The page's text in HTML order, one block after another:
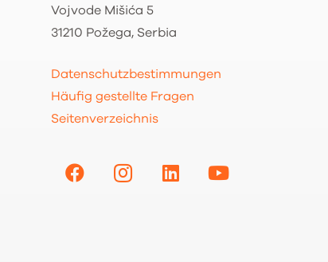
Vojvode Mišića 5
31210 Požega, Serbia
Datenschutzbestimmungen
Häufig gestellte Fragen
Seitenverzeichnis